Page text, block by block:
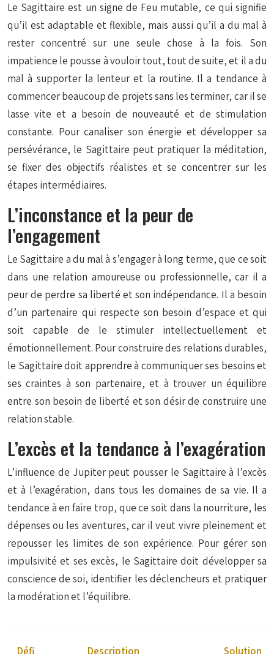
Le Sagittaire est un signe de Feu mutable, ce qui signifie
qu’il est adaptable et flexible, mais aussi qu’il a du mal à
rester concentré sur une seule chose à la fois. Son
impatience le pousse à vouloir tout, tout de suite, et il a du
mal à supporter la lenteur et la routine. Il a tendance à
commencer beaucoup de projets sans les terminer, car il se
lasse vite et a besoin de nouveauté et de stimulation
constante. Pour canaliser son énergie et développer sa
persévérance, le Sagittaire peut pratiquer la méditation,
se fixer des objectifs réalistes et se concentrer sur les
étapes intermédiaires.
L’inconstance et la peur de
l’engagement
Le Sagittaire a du mal à s’engager à long terme, que ce soit
dans une relation amoureuse ou professionnelle, car il a
peur de perdre sa liberté et son indépendance. Il a besoin
d’un partenaire qui respecte son besoin d’espace et qui
soit capable de le stimuler intellectuellement et
émotionnellement. Pour construire des relations durables,
le Sagittaire doit apprendre à communiquer ses besoins et
ses craintes à son partenaire, et à trouver un équilibre
entre son besoin de liberté et son désir de construire une
relation stable.
L’excès et la tendance à l’exagération
L’influence de Jupiter peut pousser le Sagittaire à l’excès
et à l’exagération, dans tous les domaines de sa vie. Il a
tendance à en faire trop, que ce soit dans la nourriture, les
dépenses ou les aventures, car il veut vivre pleinement et
repousser les limites de son expérience. Pour gérer son
impulsivité et ses excès, le Sagittaire doit développer sa
conscience de soi, identifier les déclencheurs et pratiquer
la modération et l’équilibre.
Défi Description Solution